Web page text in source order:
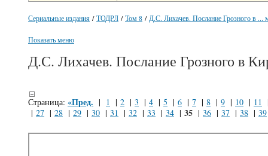
Сериальные издания /ТОДРЛ /Том 8 / Д.С. Лихачев. Послание Грозного в ...
Показать меню
Д.С. Лихачев. Послание Грозного в
Страница: «Пред. | 1 | 2 | 3 | 4 | 5 | 6 | 7 | 8 | 9 | 10 | 11
| 27 | 28 | 29 | 30 | 31 | 32 | 33 | 34 | 35 | 36 | 37 | 38 | 39